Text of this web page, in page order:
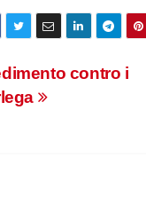
contro i